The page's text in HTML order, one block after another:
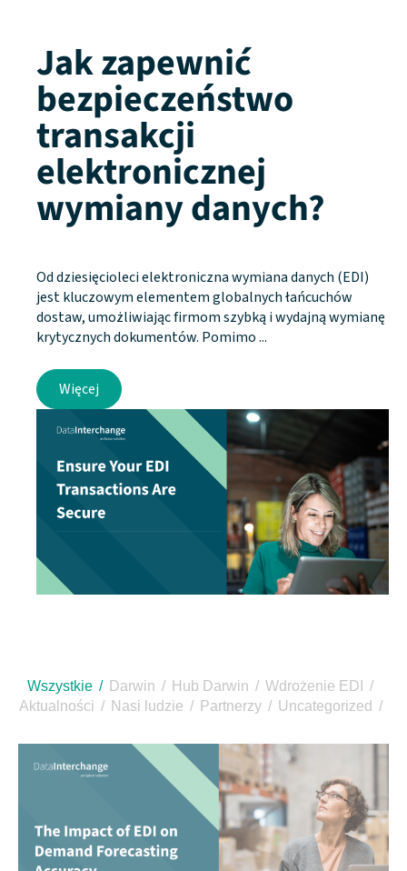
Jak zapewnić
bezpieczeństwo
transakcji
elektronicznej
wymiany danych?
Od dziesięcioleci elektroniczna wymiana danych (EDI)
jest kluczowym elementem globalnych łańcuchów
dostaw, umożliwiając firmom szybką i wydajną wymianę
krytycznych dokumentów. Pomimo ...
Więcej
Wszystkie Darwin Hub Darwin
Wdrożenie EDI
Aktualności
Nasi ludzie Partnerzy Uncategorized